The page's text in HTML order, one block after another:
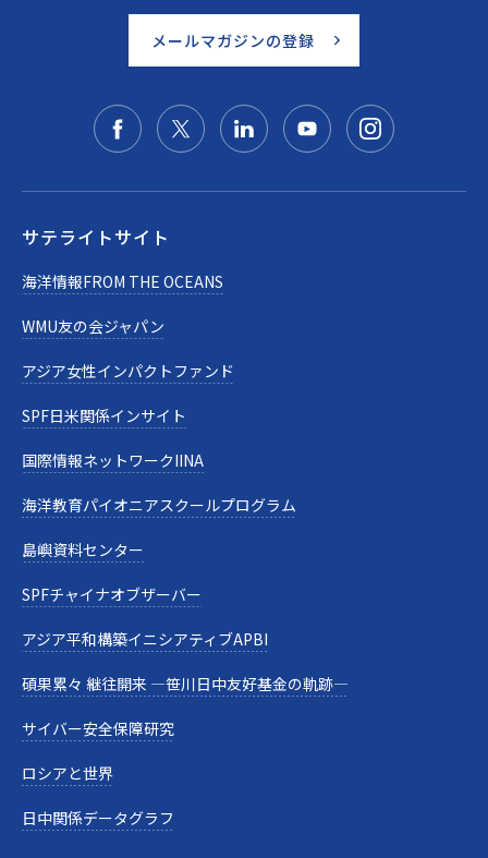
メールマガジンの登録
サテライトサイト
海洋情報FROM THE OCEANS
WMU友の会ジャパン
アジア女性インパクトファンド
SPF日米関係インサイト
国際情報ネットワークIINA
海洋教育パイオニアスクールプログラム
島嶼資料センター
SPFチャイナオブザーバー
アジア平和構築イニシアティブAPBI
碩果累々 継往開来 —笹川日中友好基金の軌跡—
サイバー安全保障研究
ロシアと世界
日中関係データグラフ